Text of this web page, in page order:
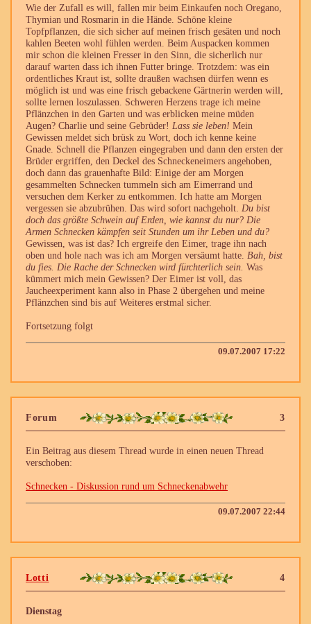
Wie der Zufall es will, fallen mir beim Einkaufen noch Oregano,
Thymian und Rosmarin in die Hände. Schöne kleine
Topfpflanzen, die sich sicher auf meinen frisch gesäten und noch
kahlen Beeten wohl fühlen werden. Beim Auspacken kommen
mir schon die kleinen Fresser in den Sinn, die sicherlich nur
darauf warten dass ich ihnen Futter bringe. Trotzdem: was ein
ordentliches Kraut ist, sollte draußen wachsen dürfen wenn es
möglich ist und was eine frisch gebackene Gärtnerin werden will,
sollte lernen loszulassen. Schweren Herzens trage ich meine
Pflänzchen in den Garten und was erblicken meine müden
Augen? Charlie und seine Gebrüder! Lass sie leben! Mein
Gewissen meldet sich brüsk zu Wort, doch ich kenne keine
Gnade. Schnell die Pflanzen eingegraben und dann den ersten der
Brüder ergriffen, den Deckel des Schneckeneimers angehoben,
doch dann das grauenhafte Bild: Einige der am Morgen
gesammelten Schnecken tummeln sich am Eimerrand und
versuchen dem Kerker zu entkommen. Ich hatte am Morgen
vergessen sie abzubrühen. Das wird sofort nachgeholt. Du bist
doch das größte Schwein auf Erden, wie kannst du nur? Die
Armen Schnecken kämpfen seit Stunden um ihr Leben und du?
Gewissen, was ist das? Ich ergreife den Eimer, trage ihn nach
oben und hole nach was ich am Morgen versäumt hatte. Bah, bist
du fies. Die Rache der Schnecken wird fürchterlich sein. Was
kümmert mich mein Gewissen? Der Eimer ist voll, das
Jaucheexperiment kann also in Phase 2 übergehen und meine
Pflänzchen sind bis auf Weiteres erstmal sicher.
Fortsetzung folgt
09.07.2007 17:22
3
Forum
Ein Beitrag aus diesem Thread wurde in einen neuen Thread
verschoben:
Schnecken - Diskussion rund um Schneckenabwehr
09.07.2007 22:44
4
Lotti
Dienstag